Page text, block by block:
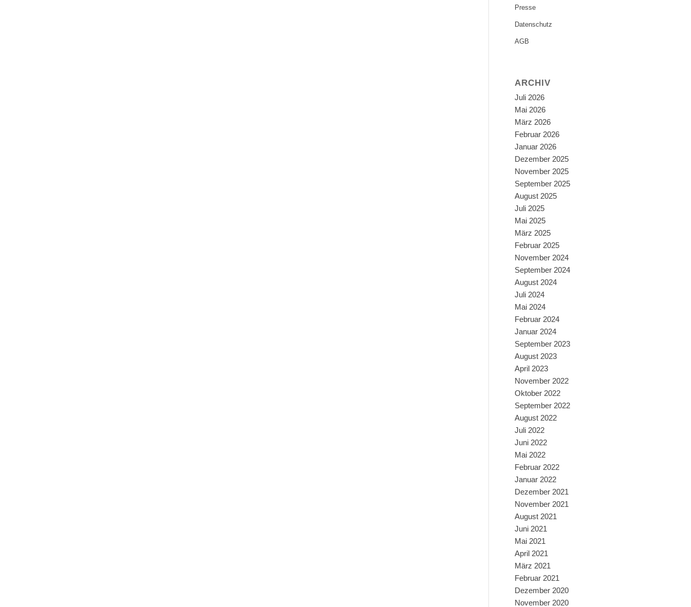
Presse
Datenschutz
AGB
ARCHIV
Juli 2026
Mai 2026
März 2026
Februar 2026
Januar 2026
Dezember 2025
November 2025
September 2025
August 2025
Juli 2025
Mai 2025
März 2025
Februar 2025
November 2024
September 2024
August 2024
Juli 2024
Mai 2024
Februar 2024
Januar 2024
September 2023
August 2023
April 2023
November 2022
Oktober 2022
September 2022
August 2022
Juli 2022
Juni 2022
Mai 2022
Februar 2022
Januar 2022
Dezember 2021
November 2021
August 2021
Juni 2021
Mai 2021
April 2021
März 2021
Februar 2021
Dezember 2020
November 2020